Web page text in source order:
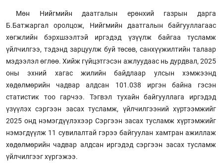
Мөн Нийгмийн даатгалын ерөнхий газрын дарга
Б.Батжаргал оролцож, Нийгмийн даатгалын байгууллагаас
хөгжлийн бэрхшээлтэй иргэдэд үзүүлж байгаа тусламж
үйлчилгээ, тэдэнд зарцуулж буй төсөв, санхүүжилтийн талаар
мэдээлэл өглөө. Хийж гүйцэтгэсэн ажлуудаас нь дурдвал, 2025
оны эхний хагас жилийн байдлаар улсын хэмжээнд
хөдөлмөрийн чадвар алдсан 101.038 иргэн байна гэсэн
статистик тоо гарчээ. Тэгвэл тухайн байгууллага иргэдэд
үзүүлэх сэргээн засах тусламж, үйлчилгээний хүртээмжийг
2025 онд нэмэгдүүлэхээр Сэргээн засах тусламж хүртэмжийг
нэмэгдүүлж 11 сувилалтай гэрээ байгуулан хамтран ажиллаж
хөдөлмөрийн чадвар алдсан иргэдэд сэргээн засах тусламж
үйлчилгээг хүргэжээ.